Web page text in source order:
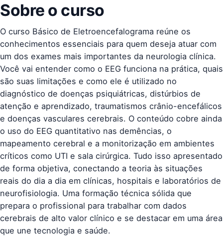
Sobre o curso
O curso Básico de Eletroencefalograma reúne os
conhecimentos essenciais para quem deseja atuar com
um dos exames mais importantes da neurologia clínica.
Você vai entender como o EEG funciona na prática, quais
são suas limitações e como ele é utilizado no
diagnóstico de doenças psiquiátricas, distúrbios de
atenção e aprendizado, traumatismos crânio-encefálicos
e doenças vasculares cerebrais. O conteúdo cobre ainda
o uso do EEG quantitativo nas demências, o
mapeamento cerebral e a monitorização em ambientes
críticos como UTI e sala cirúrgica. Tudo isso apresentado
de forma objetiva, conectando a teoria às situações
reais do dia a dia em clínicas, hospitais e laboratórios de
neurofisiologia. Uma formação técnica sólida que
prepara o profissional para trabalhar com dados
cerebrais de alto valor clínico e se destacar em uma área
que une tecnologia e saúde.